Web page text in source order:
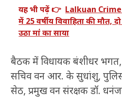
यह भी पढ़ें 👉 Lalkuan Crime
में 25 वर्षीय विवाहिता की मौत,
उठा मां का साया
बैठक में विधायक बंशीधर भगत,
सचिव वन आर. के सुधांशु,
सेठ, प्रमुख वन संरक्षक डॉ.